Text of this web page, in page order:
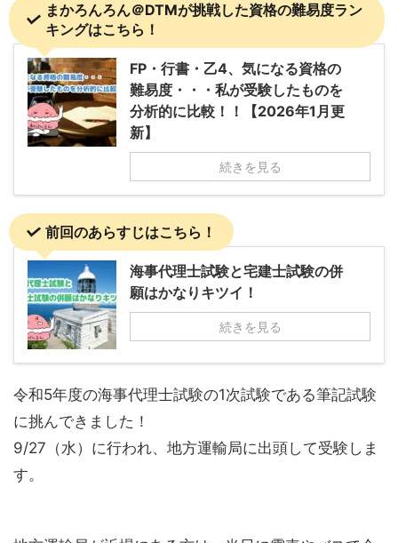
まかろんろん＠DTMが挑戦した資格の難易度ラン
キングはこちら！
FP・行書・乙4、気になる資格の
難易度・・・私が受験したものを
分析的に比較！！【2026年1月更
新】
続きを見る
前回のあらすじはこちら！
海事代理士試験と宅建士試験の併
願はかなりキツイ！
続きを見る
令和5年度の海事代理士試験の1次試験である筆記試験
に挑んできました！
9/27（水）に行われ、地方運輸局に出頭して受験しま
す。